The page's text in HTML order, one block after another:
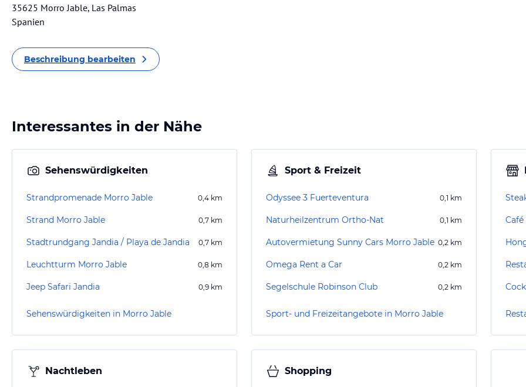
35625 Morro Jable, Las Palmas
Spanien
Beschreibung bearbeiten
Interessantes in der Nähe
Sehenswürdigkeiten
Strandpromenade Morro Jable 0,4 km
Strand Morro Jable 0,7 km
Stadtrundgang Jandia / Playa de Jandia 0,7 km
Leuchtturm Morro Jable 0,8 km
Jeep Safari Jandia 0,9 km
Sehenswürdigkeiten in Morro Jable
Sport & Freizeit
Odyssee 3 Fuerteventura 0,1 km
Naturheilzentrum Ortho-Nat 0,1 km
Autovermietung Sunny Cars Morro Jable 0,2 km
Omega Rent a Car 0,2 km
Segelschule Robinson Club 0,2 km
Sport- und Freizeitangebote in Morro Jable
Nachtleben Shopping